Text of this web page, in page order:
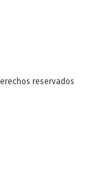
reservados